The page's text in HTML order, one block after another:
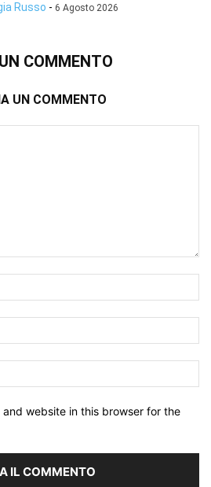
Russo - 6 Agosto 2026
COMMENTO
UN COMMENTO
and website in this browser for the